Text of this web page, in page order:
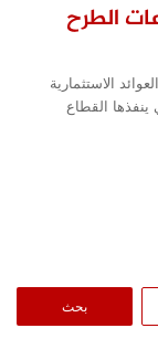
الطرح
الاستثمارية
القطاع
عن: